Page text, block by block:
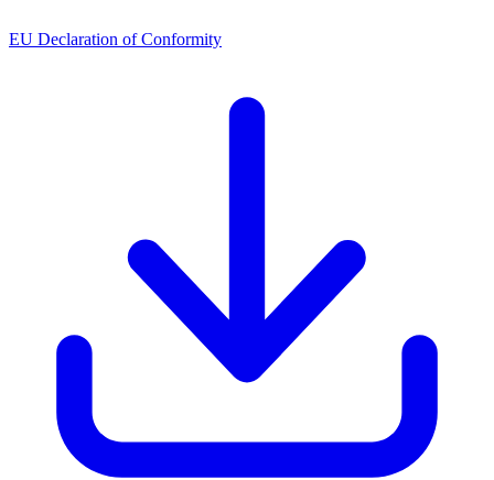
EU Declaration of Conformity